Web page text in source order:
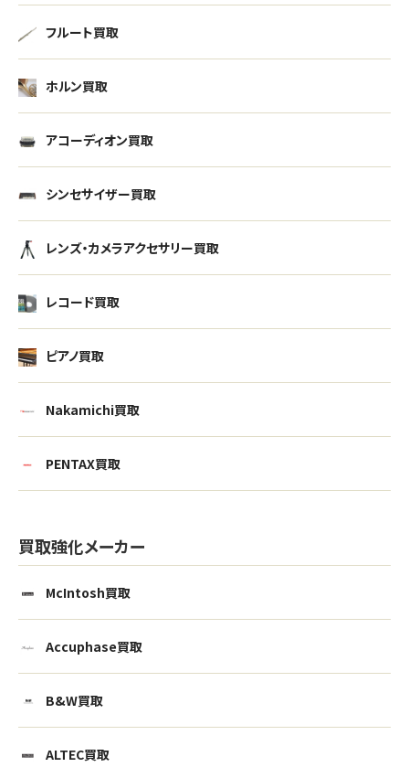
フルート買取
ホルン買取
アコーディオン買取
シンセサイザー買取
レンズ・カメラアクセサリー買取
レコード買取
ピアノ買取
Nakamichi買取
PENTAX買取
買取強化メーカー
McIntosh買取
Accuphase買取
B&W買取
ALTEC買取